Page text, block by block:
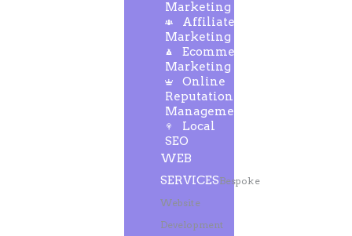
Marketing
Affiliate
Marketing
Ecommerce
Marketing
Online
Reputation
Management
Local
SEO
WEB
SERVICESBespoke
Website
Development